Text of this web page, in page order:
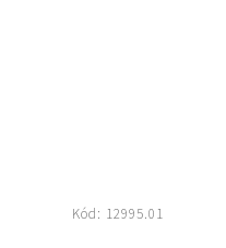
Kód: 12995.01